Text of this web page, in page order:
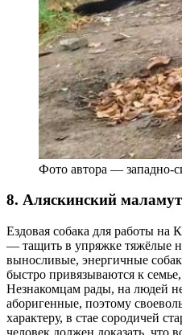
Фото автора — западно-
8. Аляскинский маламут
Ездовая собака для работы
— тащить в упряжке тяжёлые
выносливые, энергичные
быстро привязываются к
Незнакомцам рады, на людей
аборигенные, поэтому
характеру, в стае сородичей
человек должен доказать, что